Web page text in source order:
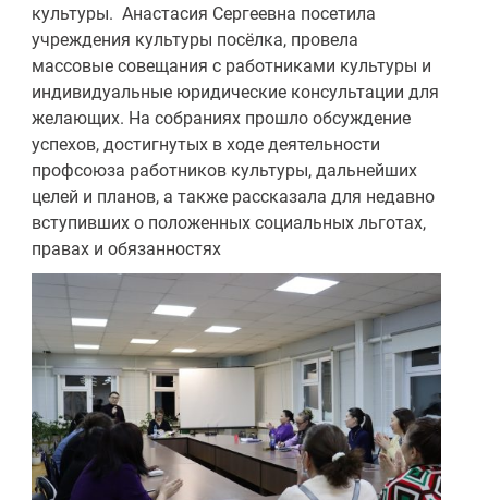
культуры. Анастасия Сергеевна посетила
учреждения культуры посёлка, провела
массовые совещания с работниками культуры и
индивидуальные юридические консультации для
желающих. На собраниях прошло обсуждение
успехов, достигнутых в ходе деятельности
профсоюза работников культуры, дальнейших
целей и планов, а также рассказала для недавно
вступивших о положенных социальных льготах,
правах и обязанностях